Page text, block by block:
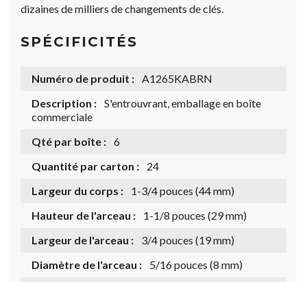
dizaines de milliers de changements de clés.
SPÉCIFICITÉS
Numéro de produit : A1265KABRN
Description : S'entrouvrant, emballage en boîte
commerciale
Qté par boîte : 6
Quantité par carton :
24
Largeur du corps :
1-3/4 pouces (44 mm)
Hauteur de l'arceau :
1-1/8 pouces (29 mm)
Largeur de l'arceau :
3/4 pouces (19 mm)
Diamètre de l'arceau :
5/16 pouces (8 mm)